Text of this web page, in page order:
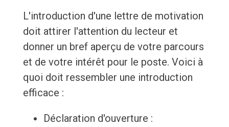
L'introduction d'une lettre de motivation
doit attirer l'attention du lecteur et
donner un bref aperçu de votre parcours
et de votre intérêt pour le poste. Voici à
quoi doit ressembler une introduction
efficace :
Déclaration d'ouverture :